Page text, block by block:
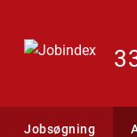
Jobsøgning